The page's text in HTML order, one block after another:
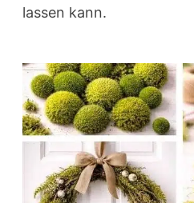
lassen kann.